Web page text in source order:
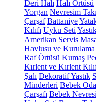
Deri Halı Halı Örtüsü
Yorgan Nevresim
Çarşaf Battaniye
Kılıfı Uyku Seti
Amerikan Servis
Havlusu ve
Raf Örtüsü Kumaş
Kırlent ve Kırlent
Şalı Dekoratif Yastık
Minderleri Bebek
Çarşafı Bebek